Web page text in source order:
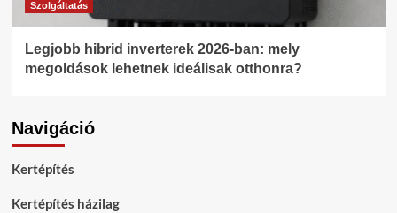
Szolgáltatás
Legjobb hibrid inverterek 2026-ban: mely
megoldások lehetnek ideálisak otthonra?
Navigáció
Kertépítés
Kertépítés házilag